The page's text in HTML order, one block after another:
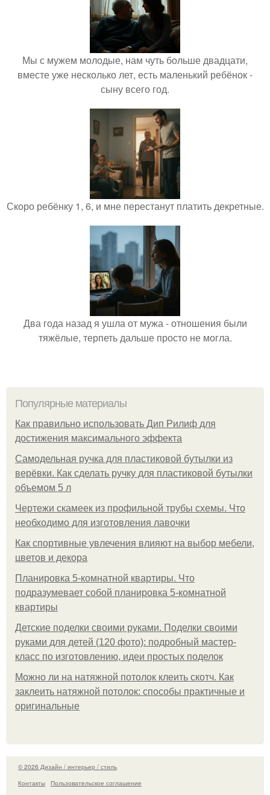
Мы с мужем молодые, нам чуть больше двадцати,
вместе уже несколько лет, есть маленький ребёнок -
сыну всего год.
Скоро ребёнку 1, 6, и мне перестанут платить декретные.
Два года назад я ушла от мужа - отношения были
тяжёлые, терпеть дальше просто не могла.
Популярные материалы
Как правильно использовать Дип Рилиф для
достижения максимального эффекта
Самодельная ручка для пластиковой бутылки из
верёвки. Как сделать ручку для пластиковой бутылки
объемом 5 л
Чертежи скамеек из профильной трубы схемы. Что
необходимо для изготовления лавочки
Как спортивные увлечения влияют на выбор мебели,
цветов и декора
Планировка 5-комнатной квартиры. Что
подразумевает собой планировка 5-комнатной
квартиры
Детские поделки своими руками. Поделки своими
руками для детей (120 фото): подробный мастер-
класс по изготовлению, идеи простых поделок
Можно ли на натяжной потолок клеить скотч. Как
заклеить натяжной потолок: способы практичные и
оригинальные
© 2026 Дизайн / интерьер / стиль
Контакты
Пользовательское соглашение